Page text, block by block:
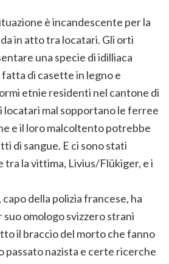
è incandescente per la
in atto tra locatari. Gli orti
una specie di idilliaca
di casette in legno e
etnie residenti nel cantone di
locatari mal sopportano le ferree
e il loro malcoltento potrebbe
di sangue. E ci sono stati
tra la vittima, Livius/Flükiger, e i
della polizia francese, ha
omologo svizzero strani
il braccio del morto che fanno
passato nazista e certe ricerche